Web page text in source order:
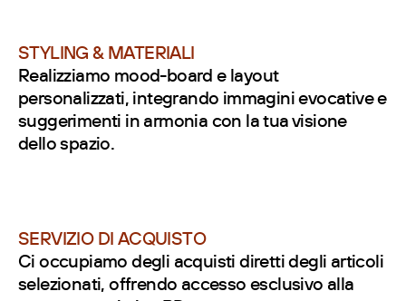
STYLING & MATERIALI
Realizziamo mood-board e layout
personalizzati, integrando immagini evocative e
suggerimenti in armonia con la tua visione
dello spazio.
SERVIZIO DI ACQUISTO
Ci occupiamo degli acquisti diretti degli articoli
selezionati, offrendo accesso esclusivo alla